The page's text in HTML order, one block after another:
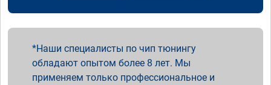
Наши специалисты по чип тюнингу
обладают опытом более 8 лет. Мы
применяем только профессиональное и